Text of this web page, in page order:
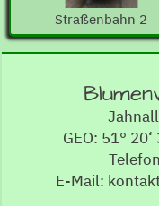
Straßenbahn 2
GEO: 51°
E-Mail: